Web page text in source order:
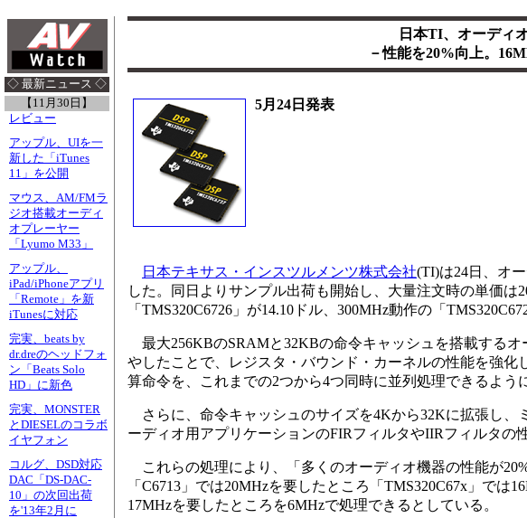
◇ 最新ニュース ◇
【11月30日】
レビュー
アップル、UIを一
新した「iTunes
11」を公開
マウス、AM/FMラ
ジオ搭載オーディ
オプレーヤー
「Lyumo M33」
アップル、
iPad/iPhoneアプリ
「Remote」を新
iTunesに対応
完実、beats by
dr.dreのヘッドフォ
ン「Beats Solo
HD」に新色
完実、MONSTER
とDIESELのコラボ
イヤフォン
コルグ、DSD対応
DAC「DS-DAC-
10」の次回出荷
を'13年2月に
日本TI、オーディ
－性能を20%向上。
5月24日発表
日本テキサス・インスツルメンツ株式会社(TI)は24日、オ
した。同日よりサンプル出荷も開始し、大量注文時の単価は
「TMS320C6726」が14.10ドル、300MHz動作の「
最大256KBのSRAMと32KBの命令キャッシュを搭載する
やしたことで、レジスタ・バウンド・カーネルの性能を強
算命令を、これまでの2つから4つ同時に並列処理できるよう
さらに、命令キャッシュのサイズを4Kから32Kに拡張し、
ーディオ用アプリケーションのFIRフィルタやIIRフィルタの
これらの処理により、「多くのオーディオ機器の性能が
「C6713」では20MHzを要したところ「TMS320C67x」で
17MHzを要したところを6MHzで処理できるとしている。